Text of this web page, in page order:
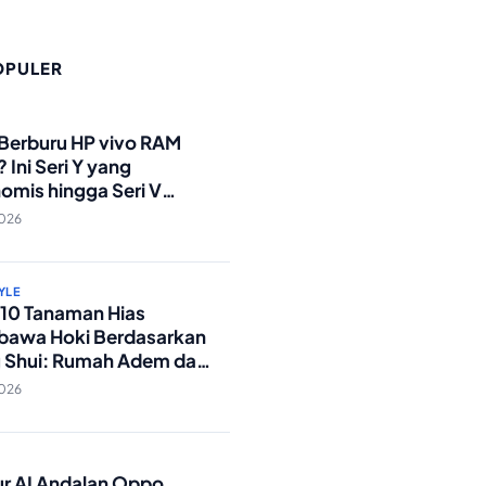
HP vivo RAM
Ini Seri Y yang
hingga Seri V
Militer!
Tanaman Hias
Hoki Berdasarkan
Shui: Rumah Adem dan
Lancar!